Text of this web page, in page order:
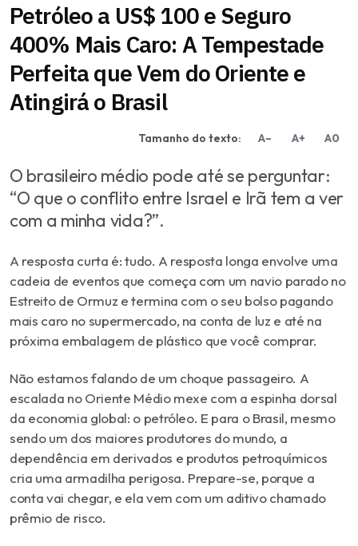
Petróleo a US$ 100 e Seguro
400% Mais Caro: A Tempestade
Perfeita que Vem do Oriente e
Atingirá o Brasil
Tamanho do texto: A– A+ A0
O brasileiro médio pode até se perguntar:
“O que o conflito entre Israel e Irã tem a ver
com a minha vida?”.
A resposta curta é: tudo. A resposta longa envolve uma
cadeia de eventos que começa com um navio parado no
Estreito de Ormuz e termina com o seu bolso pagando
mais caro no supermercado, na conta de luz e até na
próxima embalagem de plástico que você comprar.
Não estamos falando de um choque passageiro. A
escalada no Oriente Médio mexe com a espinha dorsal
da economia global: o petróleo. E para o Brasil, mesmo
sendo um dos maiores produtores do mundo, a
dependência em derivados e produtos petroquímicos
cria uma armadilha perigosa. Prepare-se, porque a
conta vai chegar, e ela vem com um aditivo chamado
prêmio de risco.